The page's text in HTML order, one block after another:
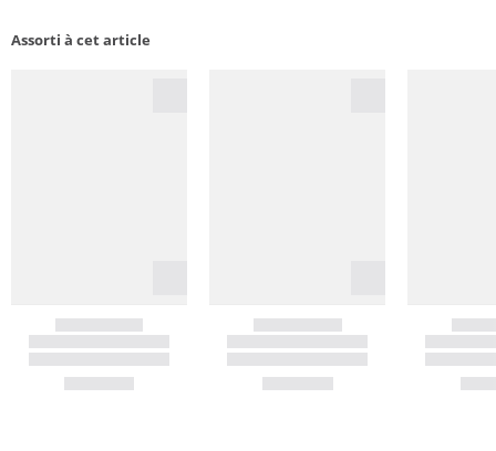
Assorti à cet article